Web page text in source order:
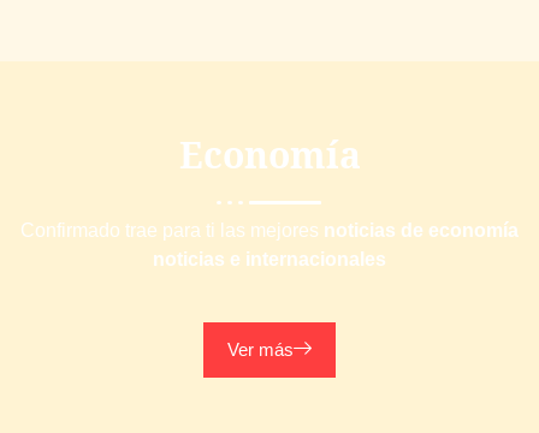
Economía
Confirmado trae para ti las mejores noticias de economía
noticias e internacionales
Ver más